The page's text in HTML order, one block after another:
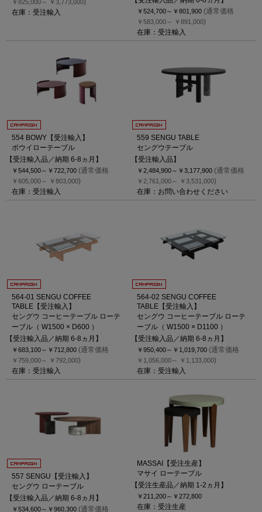
￥825,000～ ￥3,773,000)
在庫：受注輸入
￥524,700～ ￥801,900 (通常価格
￥583,000～ ￥891,000)
在庫：受注輸入
554 BOWY【受注輸入】
ボウイローテーブル
【受注輸入品／納期 6-8ヵ月】
￥544,500～ ￥722,700 (通常価格
￥605,000～ ￥803,000)
在庫：受注輸入
559 SENGU TABLE
セングウテーブル
【受注輸入品】
￥2,484,900～ ￥3,177,900 (通常価格
￥2,761,000～ ￥3,531,000)
在庫：お問い合わせください
564-01 SENGU COFFEE
TABLE【受注輸入】
セングウ コーヒーテーブル ローテ
ーブル（ W1500 × D600 ）
【受注輸入品／納期 6-8ヵ月】
￥683,100～ ￥712,800 (通常価格
￥759,000～ ￥792,000)
在庫：受注輸入
564-02 SENGU COFFEE
TABLE【受注輸入】
セングウ コーヒーテーブル ローテ
ーブル（ W1500 × D1100 ）
【受注輸入品／納期 6-8ヵ月】
￥950,400～ ￥1,019,700 (通常価格
￥1,056,000～ ￥1,133,000)
在庫：受注輸入
557 SENGU【受注輸入】
セングウ ローテーブル
【受注輸入品／納期 6-8ヵ月】
￥534,600～ ￥960,300 (通常価格
MASSAI【受注生産】
マサイ ローテーブル
【受注生産品／納期 1-2ヵ月】
￥211,200～ ￥272,800
在庫：受注生産